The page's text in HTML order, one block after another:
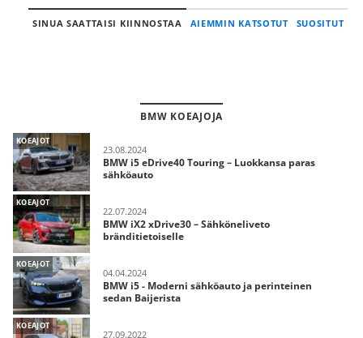
SINUA SAATTAISI KIINNOSTAA AIEMMIN KATSOTUT SUOSITUT
BMW KOEAJOJA
KOEAJOT
23.08.2024
BMW i5 eDrive40 Touring – Luokkansa paras
sähköauto
KOEAJOT
22.07.2024
BMW iX2 xDrive30 – Sähköneliveto
bränditietoiselle
KOEAJOT
04.04.2024
BMW i5 - Moderni sähköauto ja perinteinen
sedan Baijerista
KOEAJOT
27.09.2022